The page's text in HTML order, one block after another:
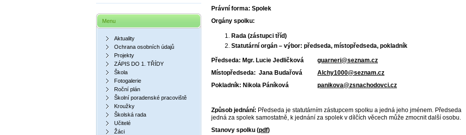
Menu
Aktuality
Ochrana osobních údajů
Projekty
ZÁPIS DO 1. TŘÍDY
Škola
Fotogalerie
Roční plán
Školní poradenské pracoviště
Kroužky
Školská rada
Učitelé
Žáci
Právní forma: Spolek
Orgány spolku:
Rada (zástupci tříd)
Statutární orgán – výbor: předseda, místopředseda, pokladník
Předseda: Mgr. Lucie Jedličková guarneri@seznam.cz
Místopředseda: Jana Budařová Alchy1000@seznam.cz
Pokladník: Nikola Páníková panikova@zsnachodovci.cz
Způsob jednání: Předseda je statutárním zástupcem spolku a jedná jeho jménem. Předseda
jedná za spolek samostatně, k jednání za spolek v dílčích věcech může zmocnit další osobu.
Stanovy spolku (pdf)